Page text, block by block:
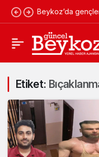
Beykoz’da
Etiket: